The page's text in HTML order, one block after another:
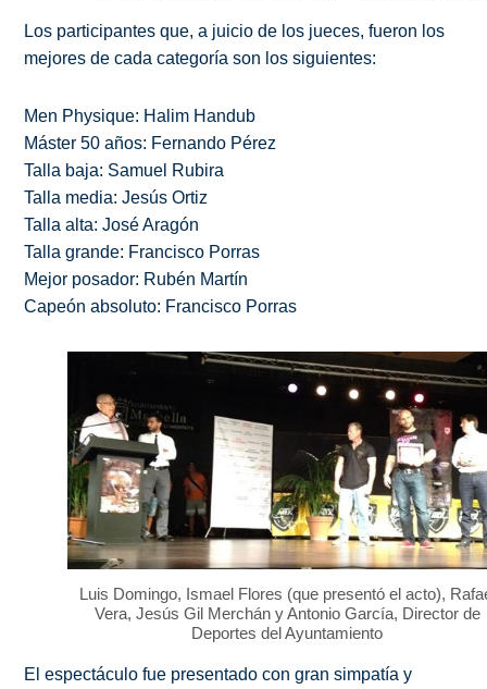
Los participantes que, a juicio de los jueces, fueron los
mejores de cada categoría son los siguientes:
Men Physique: Halim Handub
Máster 50 años: Fernando Pérez
Talla baja: Samuel Rubira
Talla media: Jesús Ortiz
Talla alta: José Aragón
Talla grande: Francisco Porras
Mejor posador: Rubén Martín
Capeón absoluto: Francisco Porras
Luis Domingo, Ismael Flores (que presentó el acto),
Vera, Jesús Gil Merchán y Antonio García, Director de
Deportes del Ayuntamiento
El espectáculo fue presentado con gran simpatía y